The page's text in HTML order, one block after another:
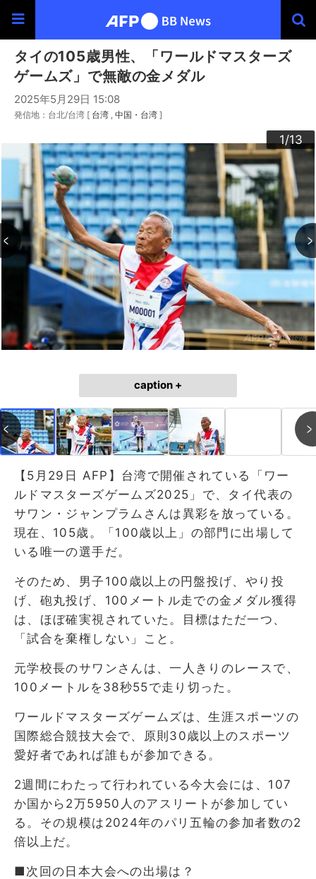
タイの105歳男性、「ワールドマスターズ
ゲームズ」で無敵の金メダル
2025年5月29日 15:08
発信地：台北/台湾 [ 台湾 中国・台湾 ]
1/13
2/13
3/13
4/13
5/13
6/13
7/13
8/13
9/13
10/13
11/13
12/13
13/13
caption +
【5月29日 AFP】台湾で開催されている「ワー
ルドマスターズゲームズ2025」で、タイ代表の
サワン・ジャンプラムさんは異彩を放っている。
現在、105歳。「100歳以上」の部門に出場して
いる唯一の選手だ。
そのため、男子100歳以上の円盤投げ、やり投
げ、砲丸投げ、100メートル走での金メダル獲得
は、ほぼ確実視されていた。目標はただ一つ、
「試合を棄権しない」こと。
元学校長のサワンさんは、一人きりのレースで、
100メートルを38秒55で走り切った。
ワールドマスターズゲームズは、生涯スポーツの
国際総合競技大会で、原則30歳以上のスポーツ
愛好者であれば誰もが参加できる。
2週間にわたって行われている今大会には、107
か国から2万5950人のアスリートが参加してい
る。その規模は2024年のパリ五輪の参加者数の2
倍以上だ。
■次回の日本大会への出場は？